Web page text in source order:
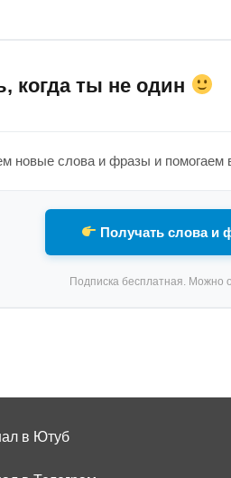
когда ты не один
слова и фразы и помогаем
Получать слова и
Подписка бесплатная. Можно
в Ютуб